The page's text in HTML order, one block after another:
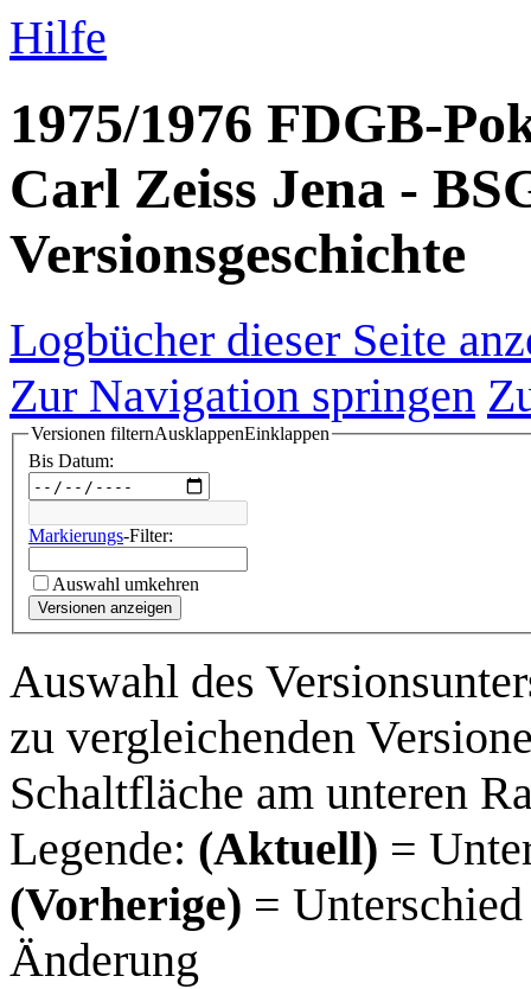
Hilfe
1975/1976 FDGB-
Carl Zeiss Jena -
Versionsgeschichte
Logbücher dieser Seite
Zur Navigation springen
Versionen filternAusklappenEinklappen
Bis Datum:
Markierungs-Filter:
Auswahl umkehren
Versionen anzeigen
Auswahl des
zu vergleichenden
Schaltfläche am unteren
Legende: (Aktuell) =
(Vorherige) =
Änderung